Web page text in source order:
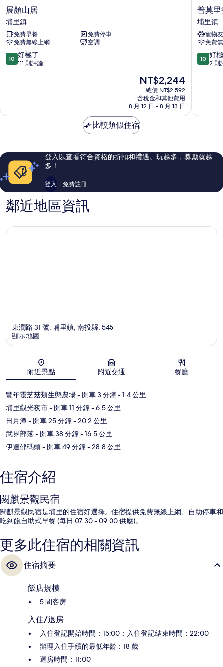
展
顏
山
居
埔
里
鎮
展顏山居
埔里鎮
免費早餐
免費停車
免費無線上網
空調
10.0
分，
極
評
論
10 好極了
111 則評論
現
價
格
為
NT$2,244
NT$2,244
總價 NT$2,592
含稅金和其他費用
8 月 12 日 - 8 月 13 日
普
莫
里
行
旅
埔
里
普莫里
埔里鎮
寵物
免費
10.0
分，
極
評
論
10 好
2 則
比較類似住宿
登入以查看符合資格的折扣和禮遇。玩越多，獎勵就越
多！
登入 免費註冊
鄰近地區資訊
地圖
東潤路 31 號, 埔里鎮, 南投縣, 545
顯示地圖
附近景點 附近交通 餐廳
豐年靈芝菇類生態農場- 開車 3 分鐘- 1.4 公里
埔里觀光夜市- 開車 11 分鐘- 6.5 公里
日月潭- 開車 25 分鐘- 20.2 公里
武界部落 - 開車 38 分鐘- 16.5 公里
伊達邵碼頭- 開車 49 分鐘- 28.8 公里
住宿介紹
闕麒景觀民宿
闕麒景觀民宿是埔里的住宿好選擇。住宿提供免費無線上網、自助停車和
吃到飽自助式早餐 (每日 07:30 - 09:00 供應)。
更多此住宿的相關資訊
住宿摘要
飯店規模
5 間客房
入住/退房
入住登記開始時間：15:00；入住登記結束時間：22:00
辦理入住手續的最低年齡：18 歲
退房時間：11:00